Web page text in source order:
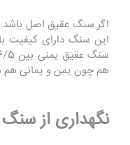
اگر سنگ عقیق اصل باشد
این سنگ دارای کیفیت
هم چون یمن و یمانی
نگهداری از